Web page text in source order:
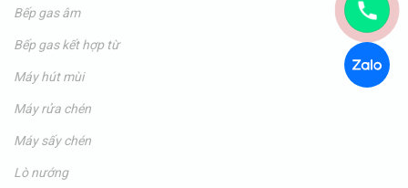
Bếp gas âm
Bếp gas kết hợp từ
Máy hút mùi
Máy rửa chén
Máy sấy chén
Lò nướng